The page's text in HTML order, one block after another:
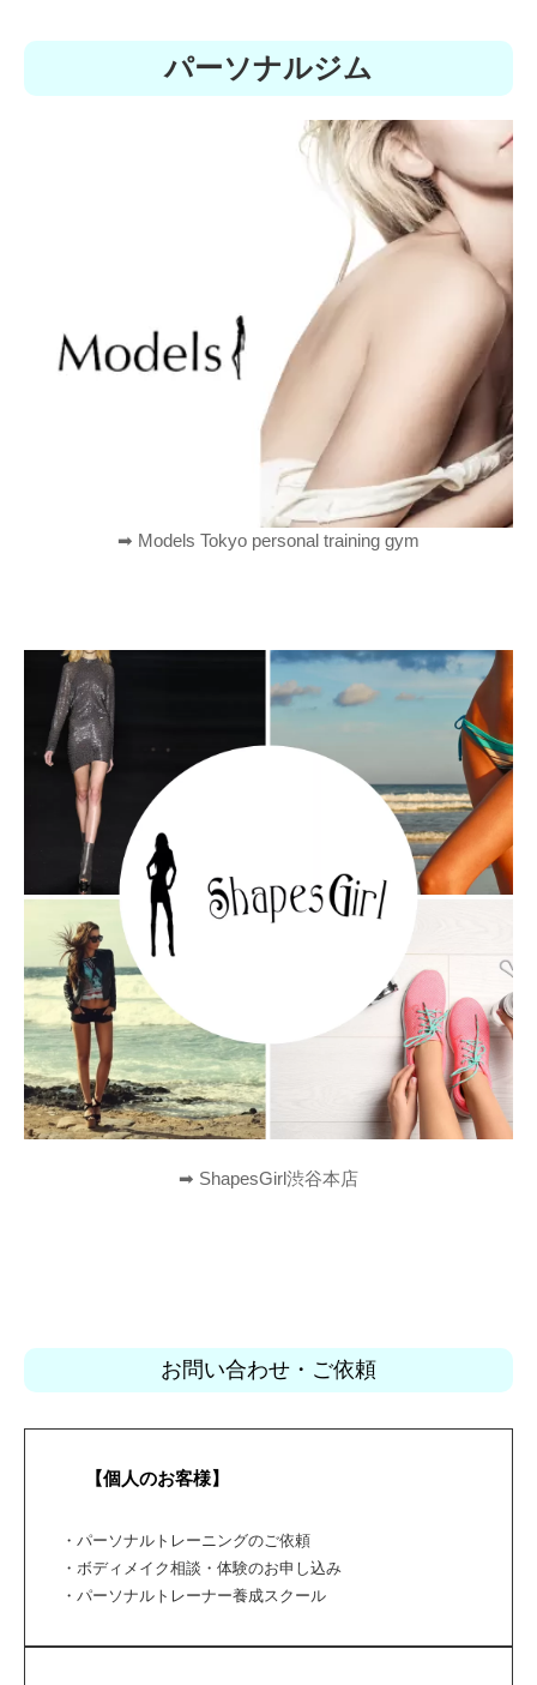
パーソナルジム
➡︎ Models Tokyo personal training gym
➡︎ ShapesGirl渋谷本店
お問い合わせ・ご依頼
【個人のお客様】
・パーソナルトレーニングのご依頼
・ボディメイク相談・体験のお申し込み
・パーソナルトレーナー養成スクール